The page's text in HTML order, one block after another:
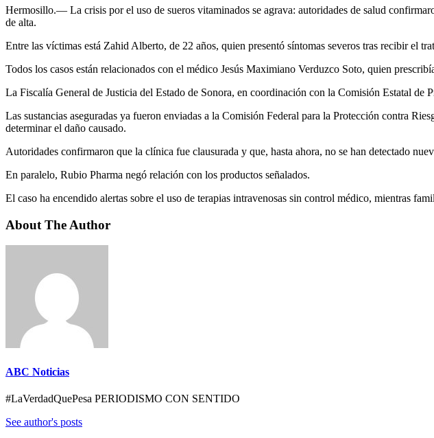
Hermosillo.— La crisis por el uso de sueros vitaminados se agrava: autoridades de salud
de alta.
Entre las víctimas está Zahid Alberto, de 22 años, quien presentó síntomas severos tras recibir el
Todos los casos están relacionados con el médico Jesús Maximiano Verduzco Soto, quien
La Fiscalía General de Justicia del Estado de Sonora, en coordinación con la Comisión Estatal
Las sustancias aseguradas ya fueron enviadas a la Comisión Federal para la Protección contra
determinar el daño causado.
Autoridades confirmaron que la clínica fue clausurada y que, hasta ahora, no se han detectado
En paralelo, Rubio Pharma negó relación con los productos señalados.
El caso ha encendido alertas sobre el uso de terapias intravenosas sin control médico, mientras
About The Author
ABC Noticias
#LaVerdadQuePesa PERIODISMO CON SENTIDO
See author's posts